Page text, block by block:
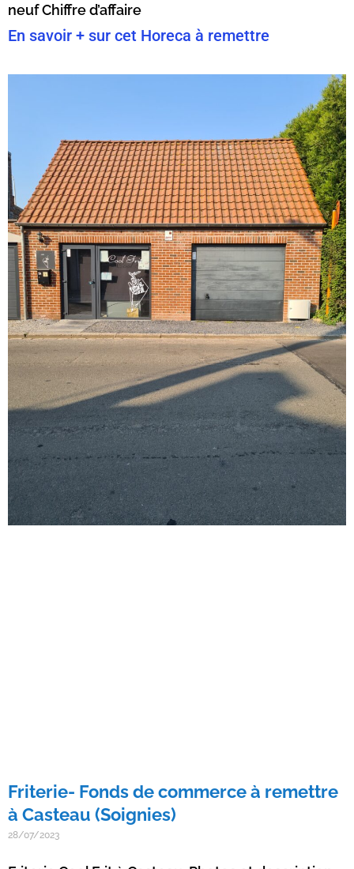
neuf Chiffre d’affaire
En savoir + sur cet Horeca à remettre
Friterie- Fonds de commerce à remettre
à Casteau (Soignies)
28/07/2023